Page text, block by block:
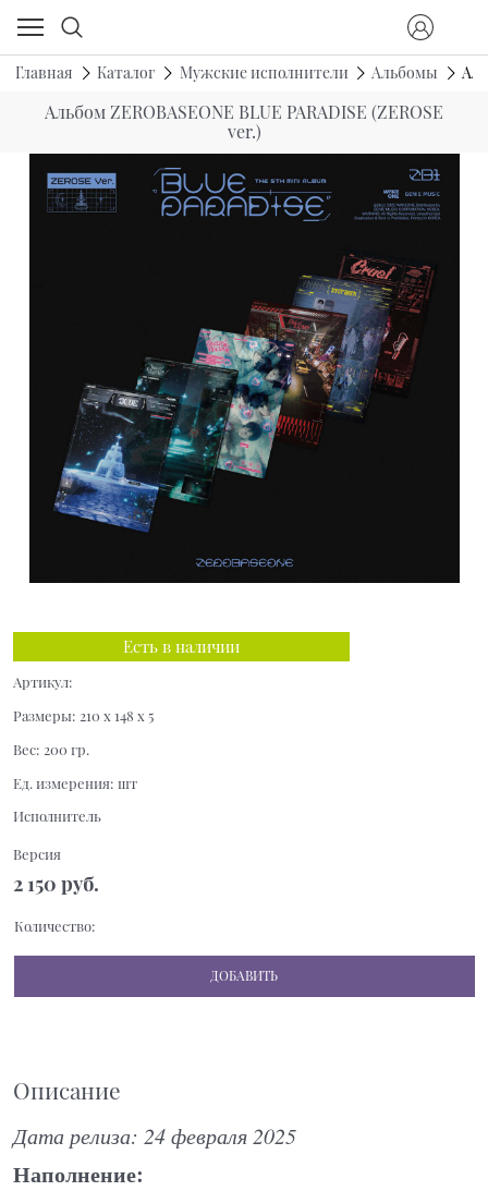
Главная Каталог Мужские исполнители Альбомы
Альбом ZEROBASEONE BLUE PARADISE (ZEROSE
ver.)
Есть в наличии
Артикул:
Размеры: 210 x 148 x 5
Вес: 200 гр.
Ед. измерения: шт
Исполнитель
Версия
2 150 руб.
Количество:
ДОБАВИТЬ
Описание
Дата релиза: 24 февраля 2025
Наполнение: